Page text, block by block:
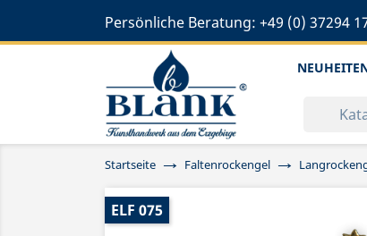
Persönliche Beratung: +49 (0) 37294
Startseite Faltenrockengel
ELF 075